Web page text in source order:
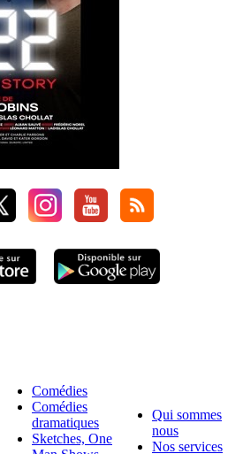
Comédies
Comédies
dramatiques
Sketches, One
Qui sommes
nous
Nos services